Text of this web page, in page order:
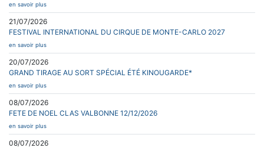
en savoir plus
21/07/2026
FESTIVAL INTERNATIONAL DU CIRQUE DE MONTE-CARLO 2027
en savoir plus
20/07/2026
GRAND TIRAGE AU SORT SPÉCIAL ÉTÉ KINOUGARDE*
en savoir plus
08/07/2026
FETE DE NOEL CLAS VALBONNE 12/12/2026
en savoir plus
08/07/2026